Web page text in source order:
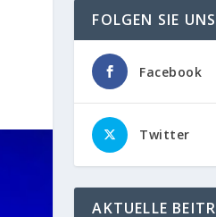
FOLGEN SIE UNS
Facebook
Twitter
AKTUELLE